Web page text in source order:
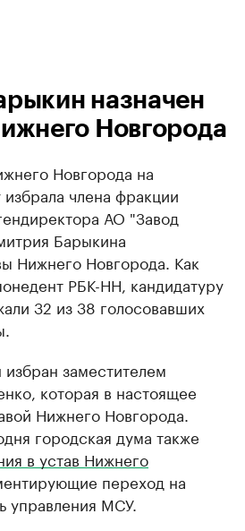
назначен
Новгорода
Новгорода на
члена фракции
АО "Завод
Барыкина
Нижнего Новгорода. Как
РБК-НН, кандидатуру
32 из 38 голосовавших
заместителем
которая в настоящее
Нижнего Новгорода.
городская дума также
в устав Нижнего
переход на
управления МСУ.